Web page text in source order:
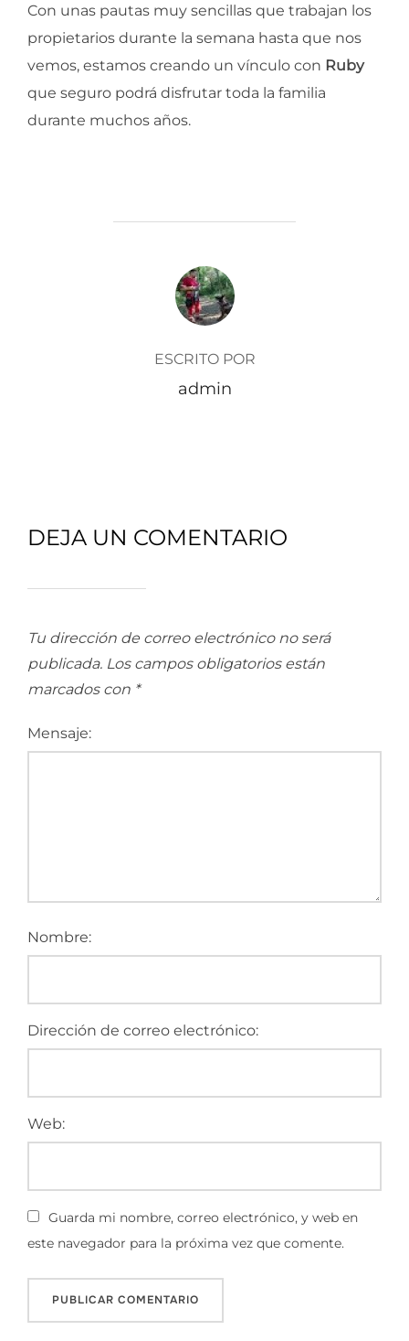
Con unas pautas muy sencillas que trabajan los
propietarios durante la semana hasta que nos
vemos, estamos creando un vínculo con Ruby
que seguro podrá disfrutar toda la familia
durante muchos años.
AUTOR DE LA ENTRADA
ESCRITO POR
admin
DEJA UN COMENTARIO
Tu dirección de correo electrónico no será
publicada. Los campos obligatorios están
marcados con *
Mensaje:
Nombre:
Dirección de correo electrónico:
Web:
Guarda mi nombre, correo electrónico, y web en
este navegador para la próxima vez que comente.